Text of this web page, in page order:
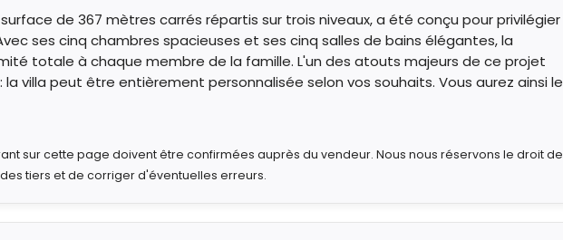
de 367 mètres carrés répartis sur trois niveaux, a été conçu pour privilégier
ses cinq chambres spacieuses et ses cinq salles de bains élégantes, la
totale à chaque membre de la famille. L'un des atouts majeurs de ce projet
la villa peut être entièrement personnalisée selon vos souhaits. Vous aurez ainsi le
sur cette page doivent être confirmées auprès du vendeur. Nous nous réservons le droit de
tiers et de corriger d'éventuelles erreurs.